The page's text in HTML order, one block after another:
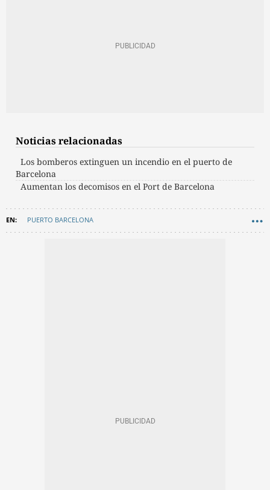
Noticias relacionadas
Los bomberos extinguen un incendio en el puerto de
Barcelona
Aumentan los decomisos en el Port de Barcelona
PUERTO BARCELONA